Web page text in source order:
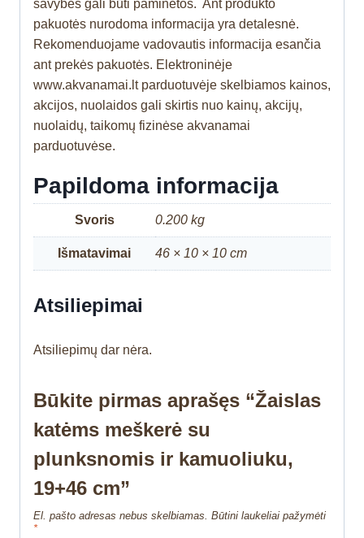
savybės gali būti paminėtos. Ant produkto
pakuotės nurodoma informacija yra detalesnė.
Rekomenduojame vadovautis informacija esančia
ant prekės pakuotės. Elektroninėje
www.akvanamai.lt parduotuvėje skelbiamos kainos,
akcijos, nuolaidos gali skirtis nuo kainų, akcijų,
nuolaidų, taikomų fizinėse akvanamai
parduotuvėse.
Papildoma informacija
Svoris 0.200 kg
Išmatavimai 46 × 10 × 10 cm
Atsiliepimai
Atsiliepimų dar nėra.
Būkite pirmas aprašęs “Žaislas
katėms meškerė su
plunksnomis ir kamuoliuku,
19+46 cm”
El. pašto adresas nebus skelbiamas. Būtini laukeliai pažymėti
*